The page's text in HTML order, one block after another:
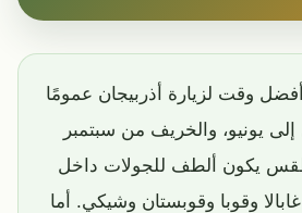
أفضل وقت لزيارة أذربيجان عمومًا
إلى يونيو، والخريف من سبتمبر
يكون ألطف للجولات داخل
وقوبا وقوبستان وشيكي. أما